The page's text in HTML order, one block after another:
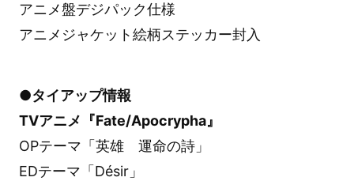
アニメ盤デジパック仕様
アニメジャケット絵柄ステッカー封入
●タイアップ情報
TVアニメ『Fate/Apocrypha』
OPテーマ「英雄 運命の詩」
EDテーマ「Désir」